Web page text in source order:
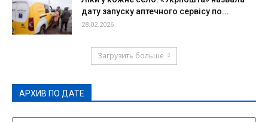
дату запуску аптечного сервісу по...
28.02.2026
Загрузить больше
АРХИВ ПО ДАТЕ
АРХИВ